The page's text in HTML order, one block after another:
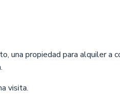
una propiedad para alquiler
visita.